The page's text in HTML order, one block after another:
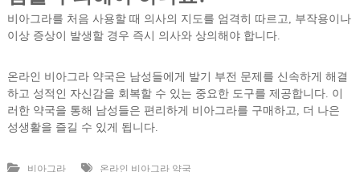
비아그라를 처음 사용할 때 의사의 지도를 엄격히 따르고, 부작용이나
이상 증상이 발생할 경우 즉시 의사와 상의해야 합니다.
온라인 비아그라 약국은 남성들에게 발기 부전 문제를 신속하게 해결
하고 성적인 자신감을 회복할 수 있는 중요한 도구를 제공합니다. 이
러한 약국을 통해 남성들은 편리하게 비아그라를 구매하고, 더 나은
성생활을 즐길 수 있게 됩니다.
비아그라 온라인 비아그라 약국